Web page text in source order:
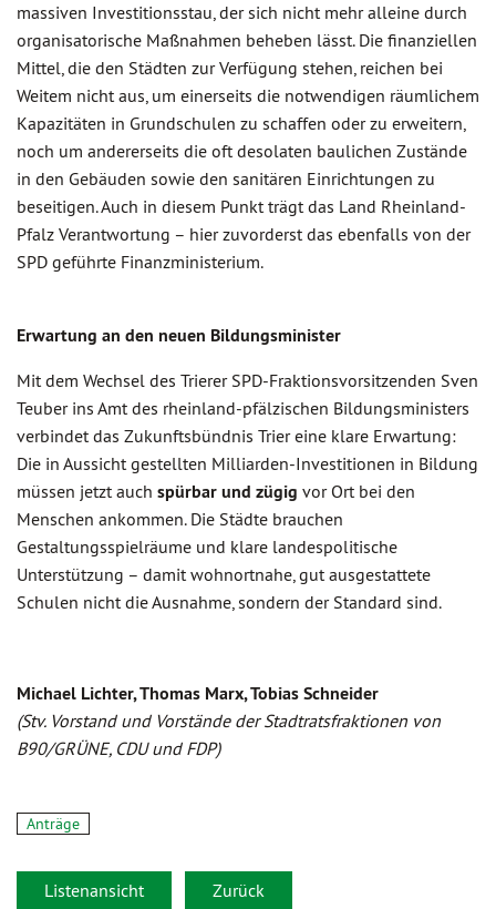
massiven Investitionsstau, der sich nicht mehr alleine durch
organisatorische Maßnahmen beheben lässt. Die finanziellen
Mittel, die den Städten zur Verfügung stehen, reichen bei
Weitem nicht aus, um einerseits die notwendigen räumlichem
Kapazitäten in Grundschulen zu schaffen oder zu erweitern,
noch um andererseits die oft desolaten baulichen Zustände
in den Gebäuden sowie den sanitären Einrichtungen zu
beseitigen. Auch in diesem Punkt trägt das Land Rheinland-
Pfalz Verantwortung – hier zuvorderst das ebenfalls von der
SPD geführte Finanzministerium.
Erwartung an den neuen Bildungsminister
Mit dem Wechsel des Trierer SPD-Fraktionsvorsitzenden Sven
Teuber ins Amt des rheinland-pfälzischen Bildungsministers
verbindet das Zukunftsbündnis Trier eine klare Erwartung:
Die in Aussicht gestellten Milliarden-Investitionen in Bildung
müssen jetzt auch spürbar und zügig vor Ort bei den
Menschen ankommen. Die Städte brauchen
Gestaltungsspielräume und klare landespolitische
Unterstützung – damit wohnortnahe, gut ausgestattete
Schulen nicht die Ausnahme, sondern der Standard sind.
Michael Lichter, Thomas Marx, Tobias Schneider
(Stv. Vorstand und Vorstände der Stadtratsfraktionen von
B90/GRÜNE, CDU und FDP)
Anträge
Listenansicht Zurück